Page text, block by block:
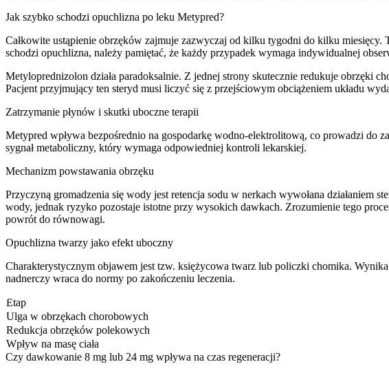
Jak szybko schodzi opuchlizna po leku Metypred?
Całkowite ustąpienie obrzęków zajmuje zazwyczaj od kilku tygodni do kilku
schodzi opuchlizna, należy pamiętać, że każdy przypadek wymaga indywidualnej
Metyloprednizolon działa paradoksalnie. Z jednej strony skutecznie redukuje obrzęki
Pacjent przyjmujący ten steryd musi liczyć się z przejściowym obciążeniem układu
Zatrzymanie płynów i skutki uboczne terapii
Metypred wpływa bezpośrednio na gospodarkę wodno-elektrolitową, co prowadzi do
sygnał metaboliczny, który wymaga odpowiedniej kontroli lekarskiej.
Mechanizm powstawania obrzęku
Przyczyną gromadzenia się wody jest retencja sodu w nerkach wywołana działaniem
wody, jednak ryzyko pozostaje istotne przy wysokich dawkach. Zrozumienie tego
powrót do równowagi.
Opuchlizna twarzy jako efekt uboczny
Charakterystycznym objawem jest tzw. księżycowa twarz lub policzki chomika.
nadnerczy wraca do normy po zakończeniu leczenia.
Etap
Ulga w obrzękach chorobowych
Redukcja obrzęków polekowych
Wpływ na masę ciała
Czy dawkowanie 8 mg lub 24 mg wpływa na czas regeneracji?